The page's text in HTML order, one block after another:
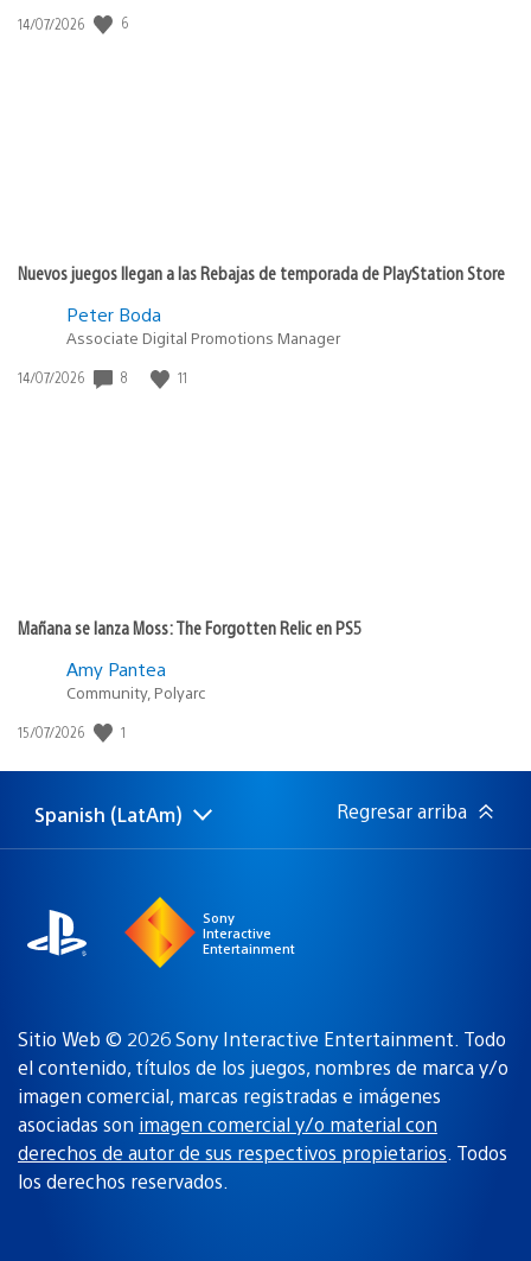
Fecha
14/07/2026 6
Nuevos juegos llegan a las Rebajas de temporada de PlayStation Store
Peter Boda
Associate Digital Promotions Manager
Fecha
14/07/2026 8 11
Mañana se lanza Moss: The Forgotten Relic en PS5
Amy Pantea
Community, Polyarc
Fecha
publicación:
15/07/2026 1
Elige
una
Región
actual:
Spanish (LatAm) Regresar arriba
Sony
Interactive
Entertainment
Sitio Web © 2026 Sony Interactive Entertainment. Todo
el contenido, títulos de los juegos, nombres de marca y/o
imagen comercial, marcas registradas e imágenes
asociadas son imagen comercial y/o material con
derechos de autor de sus respectivos propietarios. Todos
los derechos reservados.